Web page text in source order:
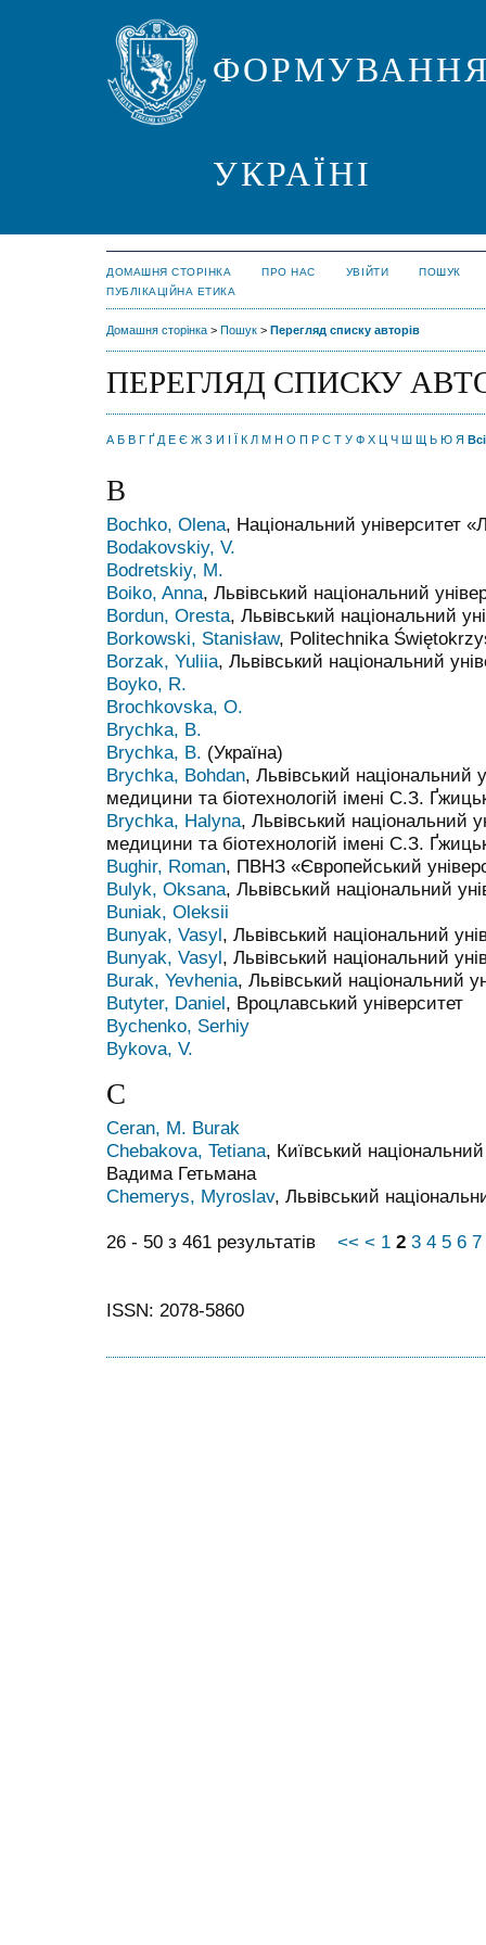
УКРАЇНІ
ДОМАШНЯ СТОРІНКА ПРО НАС УВІЙТИ
ПОШУК
ПУБЛІКАЦІЙНА ЕТИКА
Домашня сторінка > Пошук > Перегляд списку авторів
ПЕРЕГЛЯД СПИСКУ
А Б В Г Ґ Д Е Є Ж З И І Ї К Л М Н О П Р С Т У Ф Х Ц Ч Ш Щ Ь Ю Я Всі
B
Bochko, Olena, Національний університет
Bodakovskiy, V.
Bodretskiy, M.
Boiko, Anna, Львівський національний
Bordun, Oresta, Львівський національний
Borkowski, Stanisław, Politechnika
Borzak, Yuliia, Львівський національний
Boyko, R.
Brochkovska, O.
Brychka, B.
Brychka, B. (Україна)
Brychka, Bohdan, Львівський національний
медицини та біотехнологій імені С.З.
Brychka, Halyna, Львівський національний
медицини та біотехнологій імені С.З.
Bughir, Roman, ПВНЗ «Європейський
Bulyk, Oksana, Львівський національний
Buniak, Oleksii
Bunyak, Vasyl, Львівський національний
Bunyak, Vasyl, Львівський національний
Burak, Yevhenia, Львівський національний
Butyter, Daniel, Вроцлавський університет
Bychenko, Serhiy
Bykova, V.
C
Ceran, M. Burak
Chebakova, Tetiana, Київський
Вадима Гетьмана
Chemerys, Myroslav, Львівський
26 - 50 з 461 результатів << < 1 2 3 4 5 6 7
ISSN: 2078-5860